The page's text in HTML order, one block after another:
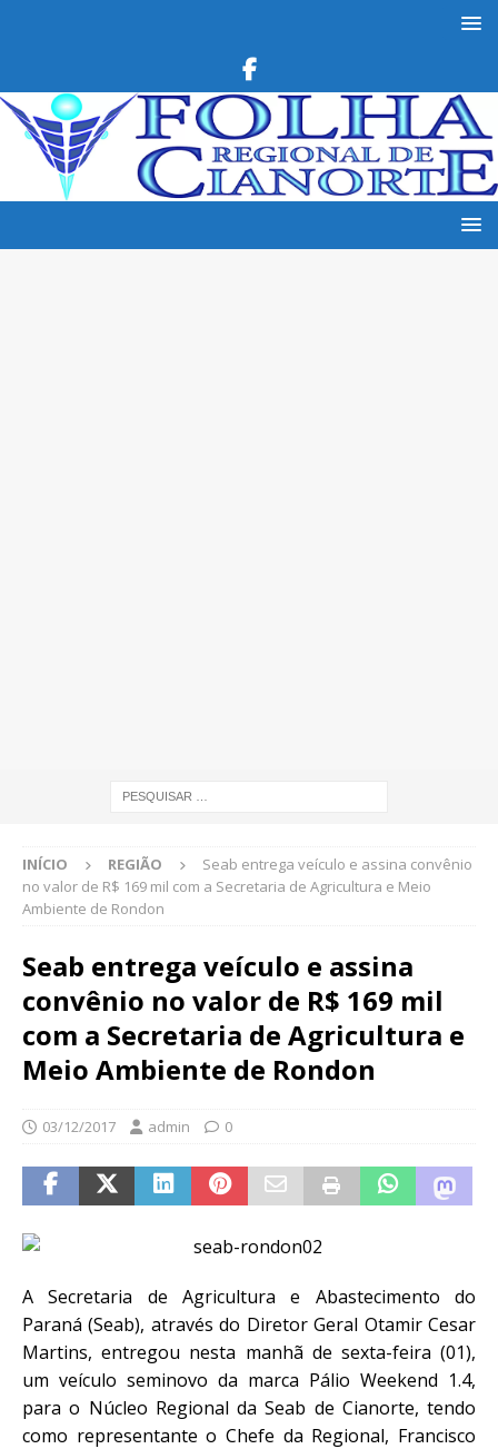
INÍCIO REGIÃO
Seab entrega veículo e assina convênio
no valor de R$ 169 mil com a Secretaria de Agricultura e Meio
Ambiente de Rondon
Seab entrega veículo e assina
convênio no valor de R$ 169 mil
com a Secretaria de Agricultura e
Meio Ambiente de Rondon
03/12/2017 admin 0
A Secretaria de Agricultura e Abastecimento do
Paraná (Seab), através do Diretor Geral Otamir Cesar
Martins, entregou nesta manhã de sexta-feira (01),
um veículo seminovo da marca Pálio Weekend 1.4,
para o Núcleo Regional da Seab de Cianorte, tendo
como representante o Chefe da Regional, Francisco